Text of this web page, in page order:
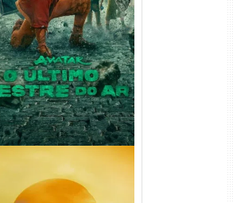
O Último Mestre do
2ª Temporada Torrent
WEB-DL 1080p Dual
Áudio